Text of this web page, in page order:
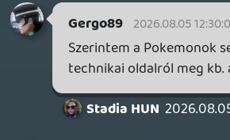
szinte egyből azzal kezdtük mindketten,
hogy 'katyvasz' :DDDDD
Stadia HUN 2026.08.05 10:34:37
skiz0 2026.08.05 10:38:17 #216mq
Beast of Reincarnation